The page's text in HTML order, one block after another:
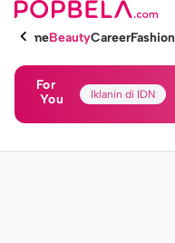
HomeBeautyCareerFashion
For
You
Iklanin di IDN